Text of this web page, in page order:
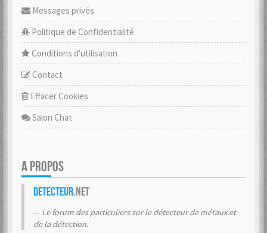
Messages privés
Politique de Confidentialité
Conditions d'utilisation
Contact
Effacer Cookies
Salon Chat
A PROPOS
Detecteur.net
Le forum des particuliers sur le détecteur de métaux et
de la détection.